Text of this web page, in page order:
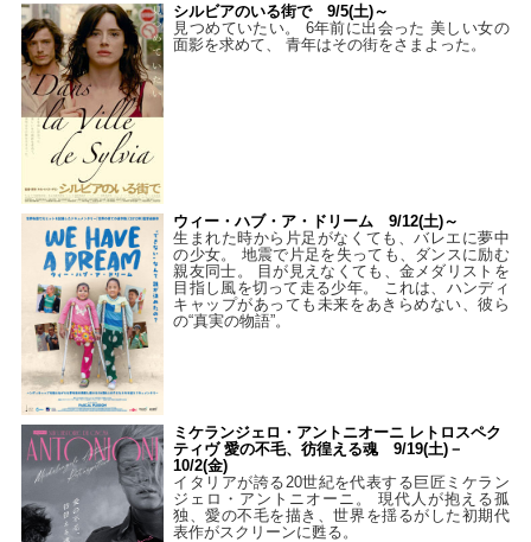
シルビアのいる街で 9/5(土)～
見つめていたい。 6年前に出会った 美しい女の
面影を求めて、 青年はその街をさまよった。
ウィー・ハブ・ア・ドリーム 9/12(土)～
生まれた時から片足がなくても、バレエに夢中
の少女。 地震で片足を失っても、ダンスに励む
親友同士。 目が見えなくても、金メダリストを
目指し風を切って走る少年。 これは、ハンディ
キャップがあっても未来をあきらめない、彼ら
の“真実の物語”。
ミケランジェロ・アントニオーニ レトロスペク
ティヴ 愛の不毛、彷徨える魂 9/19(土)－
10/2(金)
イタリアが誇る20世紀を代表する巨匠ミケラン
ジェロ・アントニオーニ。 現代人が抱える孤
独、愛の不毛を描き、世界を揺るがした初期代
表作がスクリーンに甦る。